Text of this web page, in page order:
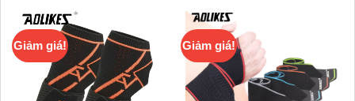
Giảm giá! Giảm giá!